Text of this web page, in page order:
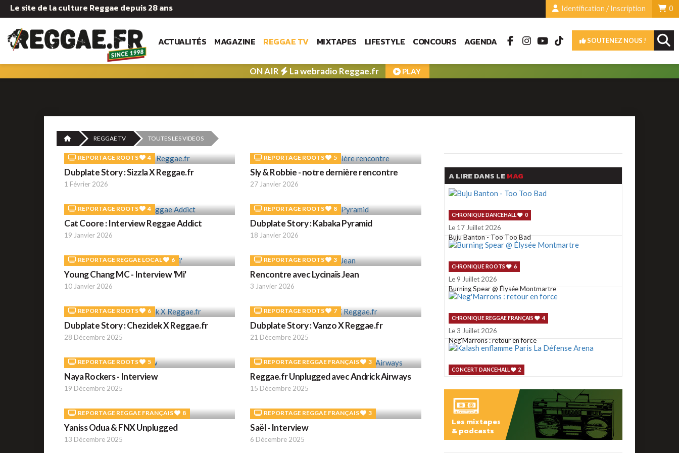
Le site de la culture Reggae depuis 28 ans 0
Identification / Inscription
ACTUALITÉS MAGAZINE REGGAE TV MIXTAPES LIFESTYLE CONCOURS AGENDA SOUTENEZ NOUS !
ON AIR La webradio Reggae.fr PLAY
REGGAE TV TOUTES LES VIDEOS
REPORTAGE ROOTS 4
Dubplate Story : Sizzla X Reggae.fr
1 Février 2026
REPORTAGE ROOTS 5
Sly & Robbie - notre dernière rencontre
27 Janvier 2026
REPORTAGE ROOTS 4
Cat Coore : Interview Reggae Addict
19 Janvier 2026
REPORTAGE ROOTS 8
Dubplate Story : Kabaka Pyramid
18 Janvier 2026
REPORTAGE REGGAE LOCAL 6
Young Chang MC - Interview 'Mi'
10 Janvier 2026
REPORTAGE ROOTS 3
Rencontre avec Lycinaïs Jean
3 Janvier 2026
REPORTAGE ROOTS 6
Dubplate Story : Chezidek X Reggae.fr
28 Décembre 2025
REPORTAGE ROOTS 7
Dubplate Story : Vanzo X Reggae.fr
21 Décembre 2025
REPORTAGE ROOTS 5
Naya Rockers - Interview
19 Décembre 2025
REPORTAGE REGGAE FRANÇAIS 3
Reggae.fr Unplugged avec Andrick Airways
15 Décembre 2025
REPORTAGE REGGAE FRANÇAIS 8
Yaniss Odua & FNX Unplugged
13 Décembre 2025
REPORTAGE REGGAE FRANÇAIS 3
Saël - Interview
6 Décembre 2025
A LIRE DANS LEMAG
CHRONIQUE DANCEHALL 0
Le 17 Juillet 2026
Buju Banton - Too Too Bad
CHRONIQUE ROOTS 6
Le 9 Juillet 2026
Burning Spear @ Élysée Montmartre
CHRONIQUE REGGAE FRANÇAIS 4
Le 3 Juillet 2026
Neg'Marrons : retour en force
CONCERT DANCEHALL 2
Kalash enflamme Paris La Défense Arena
CONCERT ROOTS
Le 29 Juin 2026
Les mixtapes
& podcasts